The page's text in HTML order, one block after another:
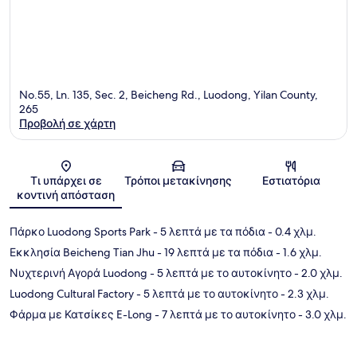
No.55, Ln. 135, Sec. 2, Beicheng Rd., Luodong, Yilan County,
265
Προβολή σε χάρτη
Τι υπάρχει σε
κοντινή απόσταση
Τρόποι μετακίνησης Εστιατόρια
Πάρκο Luodong Sports Park- 5 λεπτά με τα πόδια- 0.4 χλμ.
Εκκλησία Beicheng Tian Jhu- 19 λεπτά με τα πόδια- 1.6 χλμ.
Νυχτερινή Αγορά Luodong - 5 λεπτά με το αυτοκίνητο- 2.0 χλμ.
Luodong Cultural Factory- 5 λεπτά με το αυτοκίνητο- 2.3 χλμ.
Φάρμα με Κατσίκες E-Long - 7 λεπτά με το αυτοκίνητο- 3.0 χλμ.